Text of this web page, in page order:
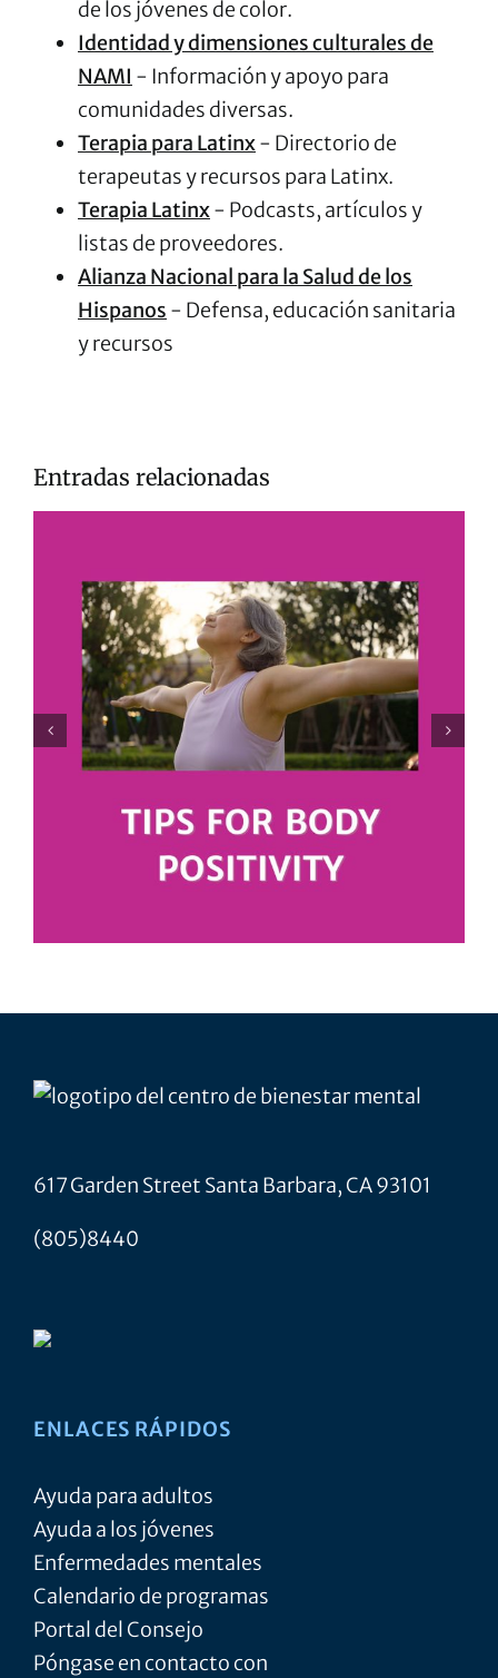
de los jóvenes de color.
Identidad y dimensiones culturales de
NAMI - Información y apoyo para
comunidades diversas.
Terapia para Latinx- Directorio de
terapeutas y recursos para Latinx.
Terapia Latinx- Podcasts, artículos y
listas de proveedores.
Alianza Nacional para la Salud de los
Hispanos - Defensa, educación sanitaria
y recursos
Entradas relacionadas
Añadiendo alegría a tu vida
617 Garden Street Santa Barbara, CA 93101
(805)8440
ENLACES RÁPIDOS
Ayuda para adultos
Ayuda a los jóvenes
Enfermedades mentales
Calendario de programas
Portal del Consejo
Póngase en contacto con